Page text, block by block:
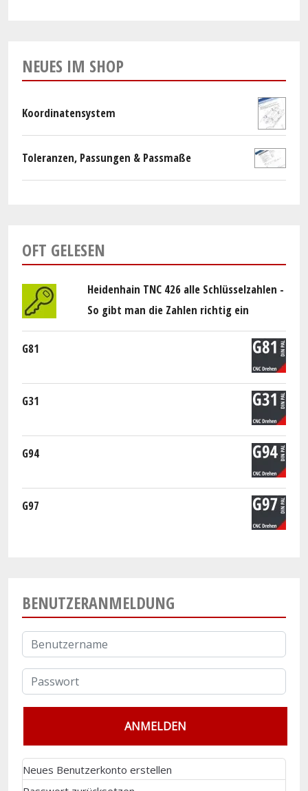
NEUES IM SHOP
Koordinatensystem
Toleranzen, Passungen & Passmaße
OFT GELESEN
Heidenhain TNC 426 alle Schlüsselzahlen -
So gibt man die Zahlen richtig ein
G81
G31
G94
G97
BENUTZERANMELDUNG
Neues Benutzerkonto erstellen